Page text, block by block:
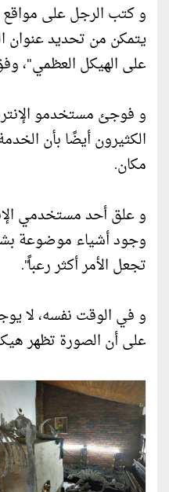
و كتب الرجل على مواقع
يتمكن من تحديد عنوان
على الهيكل العظمي"،
و فوجئ مستخدمو
الكثيرون أيضًا بأن
مكان.
و علق أحد مستخدمي
وجود أشياء موضوعة
تجعل الأمر أكثر رعباً".
و في الوقت نفسه، لا
على أن الصورة تظهر